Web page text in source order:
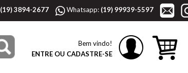
(19) 3894-2677 Whatsapp: (19) 99939-5597
Bem vindo!
ENTRE OU CADASTRE-SE